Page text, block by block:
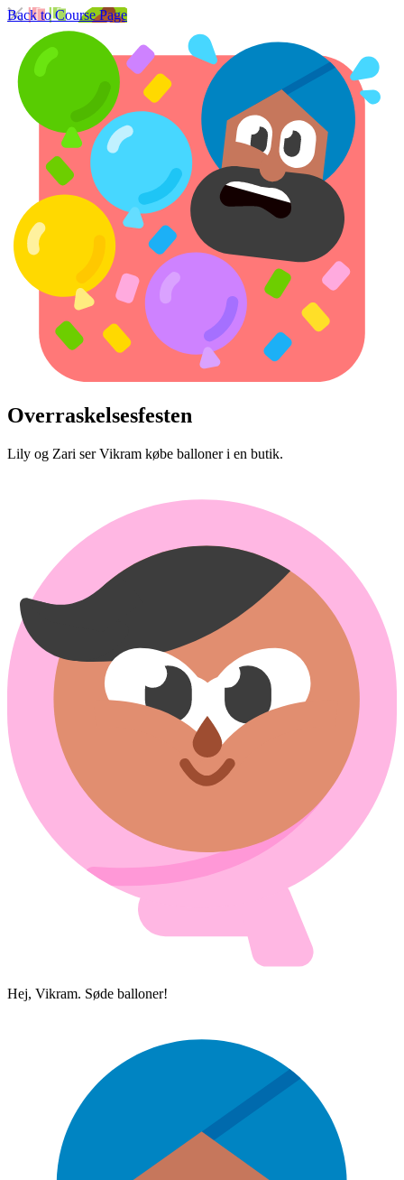
Back to Course Page
Overraskelsesfesten
Lily og Zari ser Vikram købe balloner i en butik.
Hej, Vikram. Søde balloner!